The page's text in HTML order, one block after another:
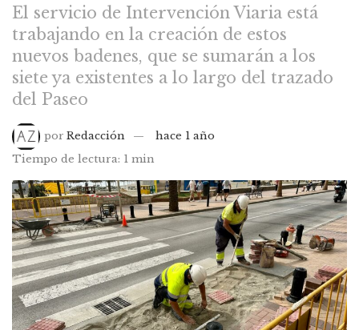
El servicio de Intervención Viaria está
trabajando en la creación de estos
nuevos badenes, que se sumarán a los
siete ya existentes a lo largo del trazado
del Paseo
por Redacción
hace 1 año
Tiempo de lectura: 1 min